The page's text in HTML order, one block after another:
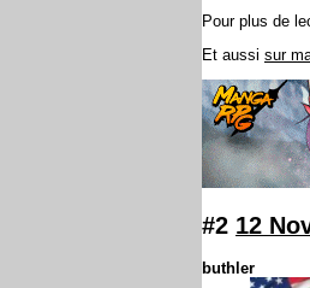
Pour plus de
Et aussi sur
#2 12
buthler